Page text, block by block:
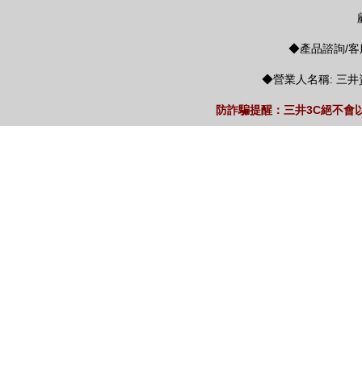
◆產品諮詢/客
◆營業人名稱: 三井
防詐騙提醒：三井3C絕不會